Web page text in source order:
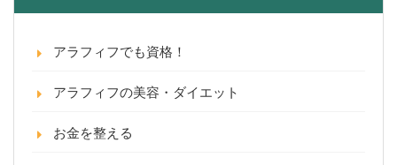
アラフィフでも資格！
アラフィフの美容・ダイエット
お金を整える